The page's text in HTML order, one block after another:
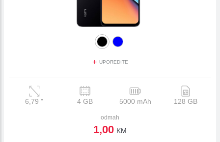
+ UPOREDITE
6,79" 4 GB 5000 mAh 128 GB
odmah
1,00 KM